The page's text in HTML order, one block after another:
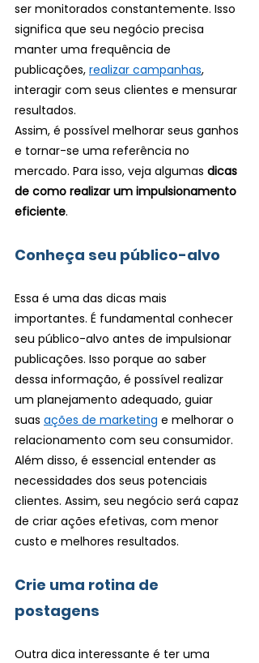
ser monitorados constantemente. Isso
significa que seu negócio precisa
manter uma frequência de
publicações, realizar campanhas,
interagir com seus clientes e mensurar
resultados.
Assim, é possível melhorar seus ganhos
e tornar-se uma referência no
mercado. Para isso, veja algumas dicas
de como realizar um impulsionamento
eficiente.
Conheça seu público-alvo
Essa é uma das dicas mais
importantes. É fundamental conhecer
seu público-alvo antes de impulsionar
publicações. Isso porque ao saber
dessa informação, é possível realizar
um planejamento adequado, guiar
suas ações de marketing e melhorar o
relacionamento com seu consumidor.
Além disso, é essencial entender as
necessidades dos seus potenciais
clientes. Assim, seu negócio será capaz
de criar ações efetivas, com menor
custo e melhores resultados.
Crie uma rotina de
postagens
Outra dica interessante é ter uma